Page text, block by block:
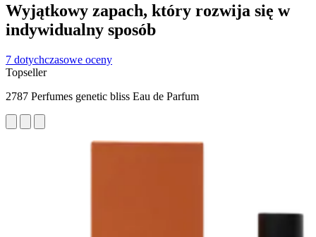
Wyjątkowy zapach, który rozwija się w
indywidualny sposób
7 dotychczasowe oceny
Topseller
2787 Perfumes genetic bliss Eau de Parfum